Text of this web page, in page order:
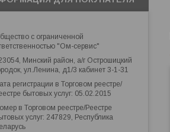
с ограниченной
"Ом-сервис"
Минский район, а/г Острошицкий
ул.Ленина, д1/3 кабинет 3-1-31
регистрации в Торговом реестре/
бытовых услуг: 05.02.2015
в Торговом реестре/Реестре
услуг: 247829, Республика